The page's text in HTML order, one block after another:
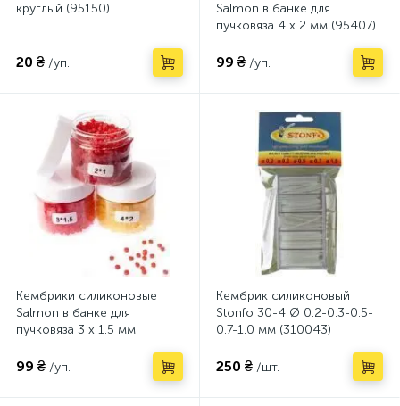
круглый (95150)
20 ₴ /уп.
Salmon в банке для
пучковяза 4 x 2 мм (95407)
99 ₴ /уп.
Кембрики силиконовые
Salmon в банке для
пучковяза 3 x 1.5 мм
99 ₴ /уп.
Кембрик силиконовый
Stonfo 30-4 Ø 0.2-0.3-0.5-
0.7-1.0 мм (310043)
250 ₴ /шт.